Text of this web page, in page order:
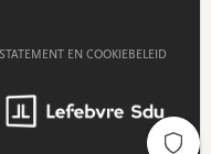
EN COOKIEBELEID